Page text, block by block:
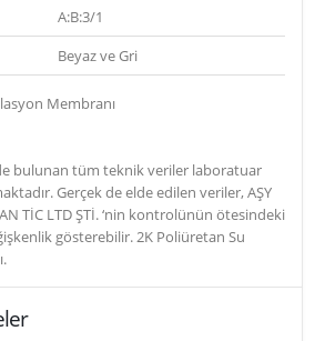
A:B:3/1
Beyaz ve Gri
Membranı
bulunan tüm teknik veriler laboratuar
Gerçek de elde edilen veriler, AŞY
TİC LTD ŞTİ. ‘nin kontrolünün ötesindeki
gösterebilir. 2K Poliüretan Su